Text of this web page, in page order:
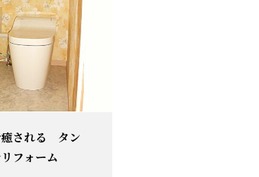
癒される タン
フォーム